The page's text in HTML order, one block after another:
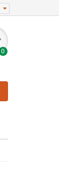
0